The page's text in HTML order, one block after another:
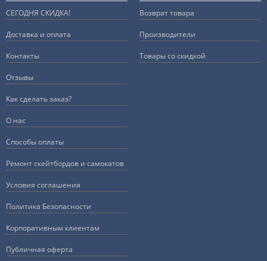
СЕГОДНЯ СКИДКА!
Доставка и оплата
Контакты
Отзывы
Как сделать заказ?
О нас
Способы оплаты
Ремонт скейтбордов и самокатов
Условия соглашения
Политика Безопасности
Корпоративным клиентам
Публичная оферта
Возврат товара
Производители
Товары со скидкой